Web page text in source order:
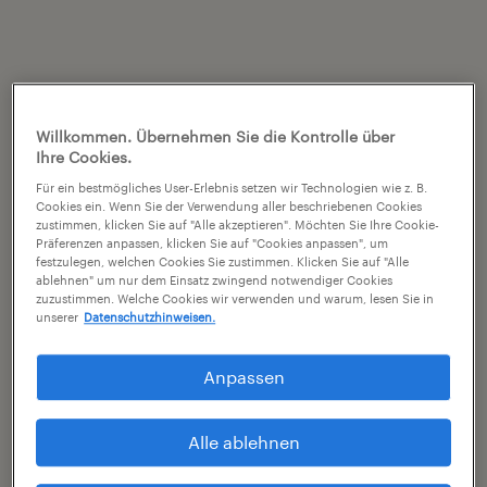
Willkommen. Übernehmen Sie die Kontrolle über
Ihre Cookies.
Für ein bestmögliches User-Erlebnis setzen wir Technologien wie z. B.
Cookies ein. Wenn Sie der Verwendung aller beschriebenen Cookies
zustimmen, klicken Sie auf "Alle akzeptieren". Möchten Sie Ihre Cookie-
Präferenzen anpassen, klicken Sie auf "Cookies anpassen", um
festzulegen, welchen Cookies Sie zustimmen. Klicken Sie auf "Alle
ablehnen" um nur dem Einsatz zwingend notwendiger Cookies
zuzustimmen. Welche Cookies wir verwenden und warum, lesen Sie in
unserer Datenschutzhinweisen.
Anpassen
Alle ablehnen